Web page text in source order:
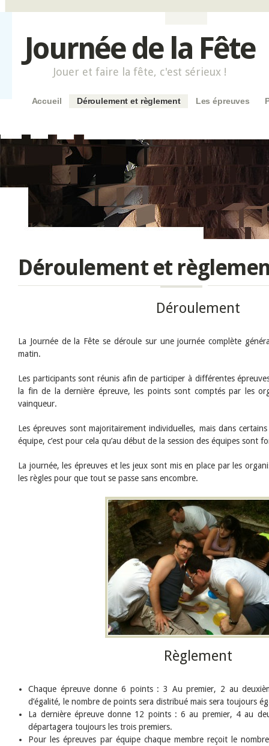
Journée de la Fête
Jouer et faire la fête, c'est sérieux !
Menu principal
Aller au contenu principal
Accueil Déroulement et règlement Les épreuves
Déroulement et
Déroulement
La Journée de la Fête se déroule sur une journée complète
matin.
Les participants sont réunis afin de participer à différentes
la fin de la dernière épreuve, les points sont comptés par les
vainqueur.
Les épreuves sont majoritairement individuelles, mais dans
équipe, c’est pour cela qu’au début de la session des équipes sont
La journée, les épreuves et les jeux sont mis en place par les
les règles pour que tout se passe sans encombre.
Règlement
Chaque épreuve donne 6 points : 3 Au premier, 2 au
d’égalité, le nombre de points sera distribué mais sera toujours
La dernière épreuve donne 12 points : 6 au premier, 4 au
départagera toujours les trois premiers.
Pour les épreuves par équipe chaque membre reçoit le